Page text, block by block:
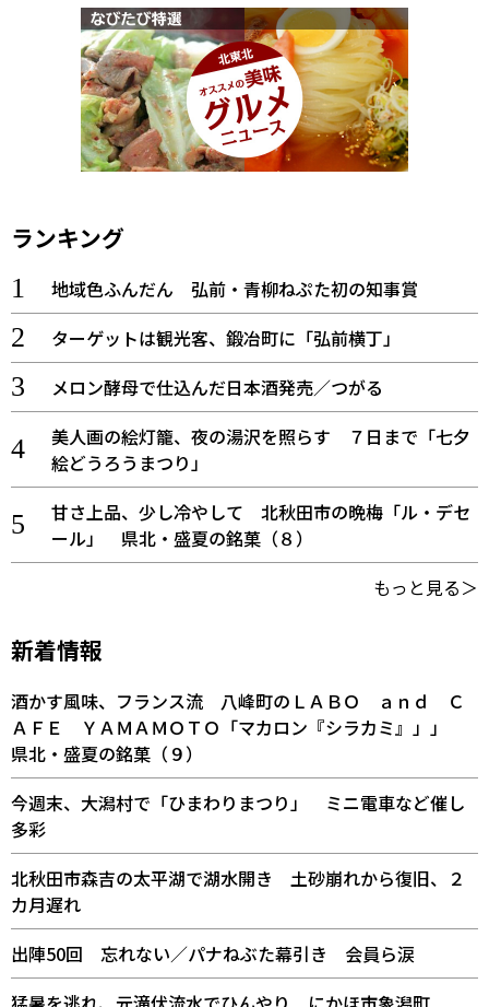
ランキング
地域色ふんだん 弘前・青柳ねぷた初の知事賞
ターゲットは観光客、鍛冶町に「弘前横丁」
メロン酵母で仕込んだ日本酒発売／つがる
美人画の絵灯籠、夜の湯沢を照らす ７日まで「七夕
絵どうろうまつり」
甘さ上品、少し冷やして 北秋田市の晩梅「ル・デセ
ール」 県北・盛夏の銘菓（８）
もっと見る＞
新着情報
酒かす風味、フランス流 八峰町のＬＡＢＯ ａｎｄ Ｃ
ＡＦＥ ＹＡＭＡＭＯＴＯ「マカロン『シラカミ』」」
県北・盛夏の銘菓（９）
今週末、大潟村で「ひまわりまつり」 ミニ電車など催し
多彩
北秋田市森吉の太平湖で湖水開き 土砂崩れから復旧、２
カ月遅れ
出陣50回 忘れない／パナねぶた幕引き 会員ら涙